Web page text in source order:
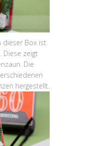
dieser Box ist
Diese zeigt
Die
hergestellt.